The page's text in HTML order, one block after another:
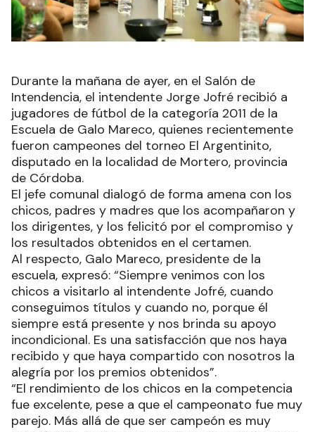
Durante la mañana de ayer, en el Salón de
Intendencia, el intendente Jorge Jofré recibió a
jugadores de fútbol de la categoría 2011 de la
Escuela de Galo Mareco, quienes recientemente
fueron campeones del torneo El Argentinito,
disputado en la localidad de Mortero, provincia
de Córdoba.
El jefe comunal dialogó de forma amena con los
chicos, padres y madres que los acompañaron y
los dirigentes, y los felicitó por el compromiso y
los resultados obtenidos en el certamen.
Al respecto, Galo Mareco, presidente de la
escuela, expresó: “Siempre venimos con los
chicos a visitarlo al intendente Jofré, cuando
conseguimos títulos y cuando no, porque él
siempre está presente y nos brinda su apoyo
incondicional. Es una satisfacción que nos haya
recibido y que haya compartido con nosotros la
alegría por los premios obtenidos”.
“El rendimiento de los chicos en la competencia
fue excelente, pese a que el campeonato fue muy
parejo. Más allá de que ser campeón es muy